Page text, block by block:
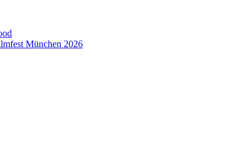
München 2026